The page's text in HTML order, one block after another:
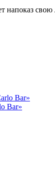
напоказ
Bar»